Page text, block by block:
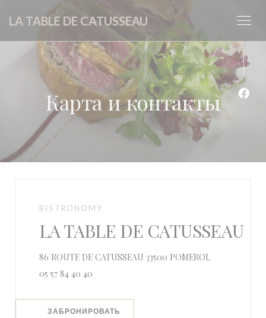
Панель управления cookies
LA TABLE DE CATUSSEAU
Карта и контакты
BISTRONOMY
LA TABLE DE CATUSSEAU
86 ROUTE DE CATUSSEAU 33500 POMEROL
05 57 84 40 40
ЗАБРОНИРОВАТЬ